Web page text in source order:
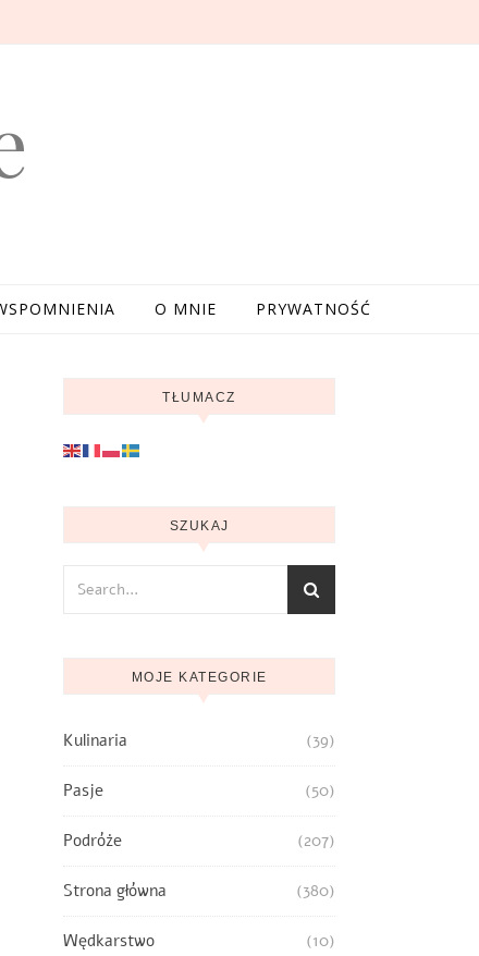
O MNIE PRYWATNOŚĆ
TŁUMACZ
SZUKAJ
MOJE KATEGORIE
Kulinaria (39)
Pasje (50)
Podróże (207)
Strona główna (380)
Wędkarstwo (10)